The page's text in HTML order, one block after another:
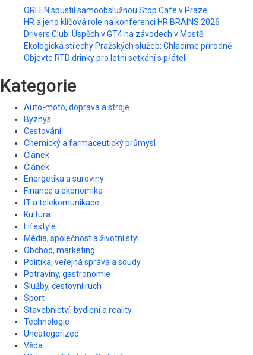
ORLEN spustil samoobslužnou Stop Cafe v Praze
HR a jeho klíčová role na konferenci HR BRAINS 2026
Drivers Club: Úspěch v GT4 na závodech v Mostě
Ekologická střechy Pražských služeb: Chladíme přírodně
Objevte RTD drinky pro letní setkání s přáteli
Kategorie
Auto-moto, doprava a stroje
Byznys
Cestování
Chemický a farmaceutický průmysl
Článek
Článek
Energetika a suroviny
Finance a ekonomika
IT a telekomunikace
Kultura
Lifestyle
Média, společnost a životní styl
Obchod, marketing
Politika, veřejná správa a soudy
Potraviny, gastronomie
Služby, cestovní ruch
Sport
Stavebnictví, bydlení a reality
Technologie
Uncategorized
Věda